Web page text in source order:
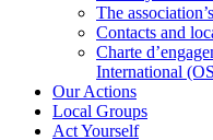
The
Contacts and
Charte
International
Our Actions
Local Groups
Act Yourself